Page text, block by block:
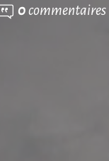
0commentaires